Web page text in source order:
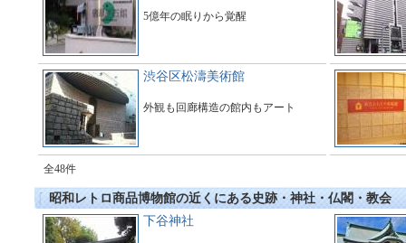
5億年の眠りから覚醒
渋谷区松濤美術館
外観も回廊構造の館内もアート
全48件
昭和レトロ商品博物館の近くにある史跡・神社・仏閣・教会
下谷神社